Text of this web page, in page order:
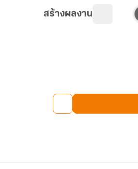
สร้างผลงาน